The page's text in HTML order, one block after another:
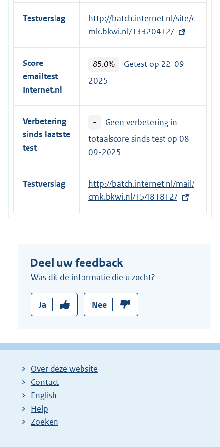
Testverslag
E
x
t
n
n
k
http://batch.internet.nl/site/c
mk.bkwi.nl/13320412/
Score
emailtest
Internet.nl
85.0%
Getest op 22-09-
2025
Verbetering
sinds laatste
test
-
Geen verbetering in
totaalscore sinds test op 08-
09-2025
Testverslag
E
x
t
e
l
n
k
http://batch.internet.nl/mail/
cmk.bkwi.nl/15481812/
Deel uw feedback
Was dit de informatie die u zocht?
Ja Nee
Over deze website
Contact
English
Help
Zoeken